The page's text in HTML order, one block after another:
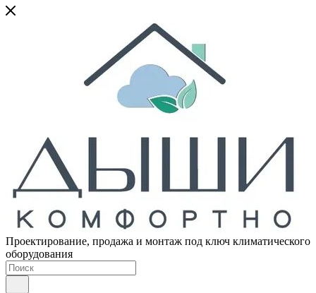
Проектирование, продажа и монтаж под ключ климатического
оборудования